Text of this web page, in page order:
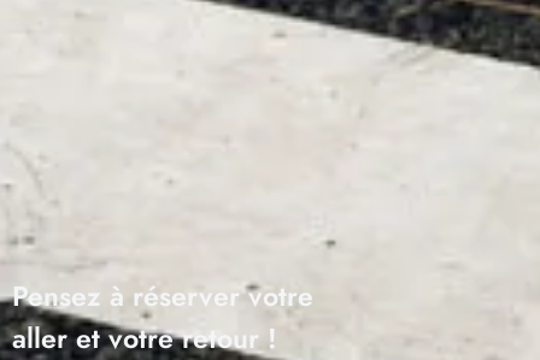
Pensez à réserver votre
aller et votre retour !